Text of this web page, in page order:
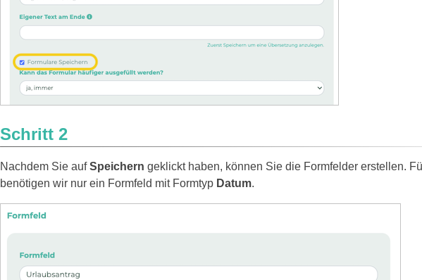
Schritt 2
Nachdem Sie aufSpeichern geklickt haben, können Sie die Formfelder erstellen.
benötigen wir nur ein Formfeld mit Formtyp Datum.